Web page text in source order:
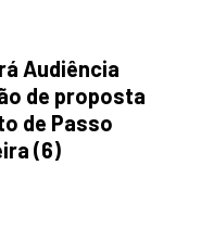
Audiência
de proposta
de Passo
(6)